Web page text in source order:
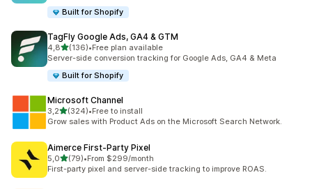
Built for Shopify
TagFly Google Ads, GA4 & GTM
4,85 yıldız üzerinden
(136)
toplam 136 değerlendirme
•Free plan available
Server-side conversion tracking for Google Ads, GA4 & Meta
Built for Shopify
Microsoft Channel
3,25 yıldız üzerinden
(324)
toplam 324 değerlendirme
•Free to install
Grow sales with Product Ads on the Microsoft Search Network.
Aimerce First‑Party Pixel
5,05 yıldız üzerinden
(79)
toplam 79 değerlendirme
•From $299/month
First-party pixel and server-side tracking to improve ROAS.